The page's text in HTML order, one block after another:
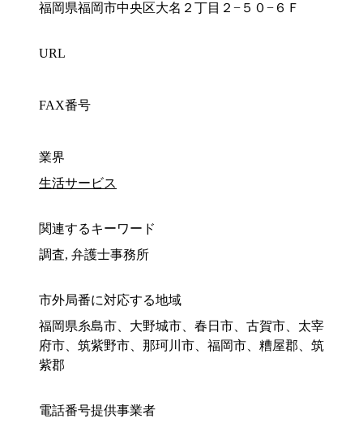
福岡県福岡市中央区大名２丁目２−５０−６Ｆ
URL
FAX番号
業界
生活サービス
関連するキーワード
調査, 弁護士事務所
市外局番に対応する地域
福岡県糸島市、大野城市、春日市、古賀市、太宰
府市、筑紫野市、那珂川市、福岡市、糟屋郡、筑
紫郡
電話番号提供事業者